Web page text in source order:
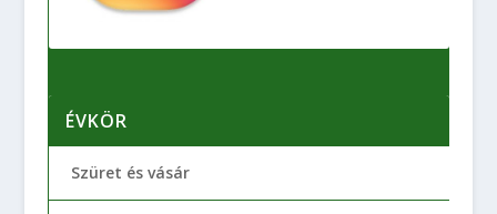
ÉVKÖR
Szüret és vásár